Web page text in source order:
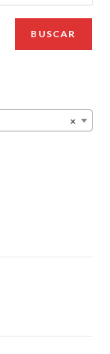
BUSCAR
×